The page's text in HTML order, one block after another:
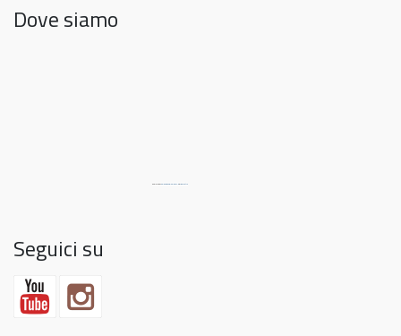
Dove siamo
Powered byembedgooglemaps DE&link Match
Seguici su